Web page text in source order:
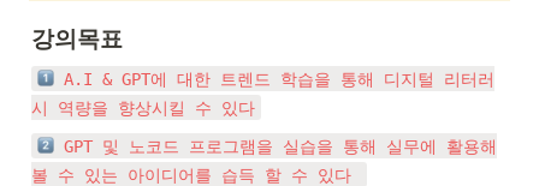
강의목표
A.I & GPT에 대한 트렌드 학습을 통해 디지털 리터러
시 역량을 향상시킬 수 있다
GPT 및 노코드 프로그램을 실습을 통해 실무에 활용해
볼 수 있는 아이디어를 습득 할 수 있다